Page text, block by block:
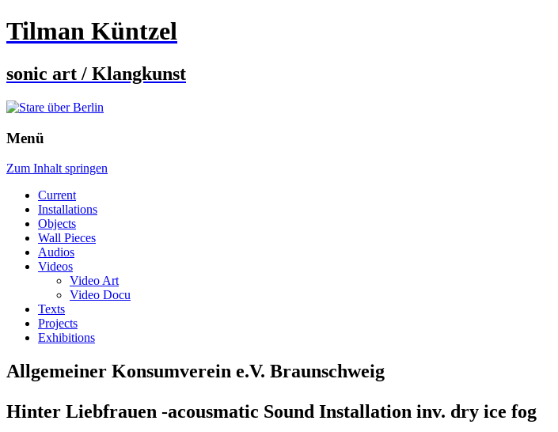
Tilman Küntzel
sonic art / Klangkunst
Menü
Zum Inhalt springen
Current
Installations
Objects
Wall Pieces
Audios
Videos
Video Art
Video Docu
Texts
Projects
Exhibitions
Allgemeiner Konsumverein e.V. Braunschweig
Hinter Liebfrauen -acousmatic Sound Installation inv. dry ice fog